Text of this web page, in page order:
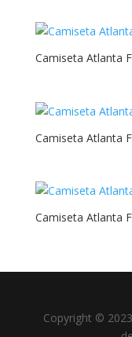
Camiseta Atlanta
Camiseta Atlanta
Camiseta Atlanta
Copyright ©